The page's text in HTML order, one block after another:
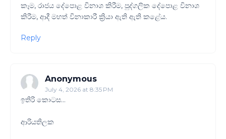
කෑම, රාජය දේපොළ විනාශ කිරීම, පුද්ගලික දේපොළ විනාශ
කිරීම, ආදී මහත් විනාකාරී ක්‍රියා ඇති ඇති කළේය.
Reply
Anonymous
July 4, 2026 at 8:35 PM
ඉතිරි කොටස…
ආරියතිලක